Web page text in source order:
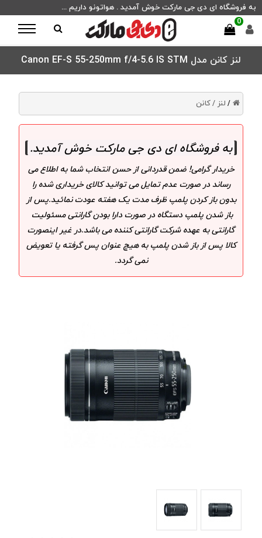
به فروشگاه ای دی جی مارکت خوش آمدید . هواتونو داریم ...
0
لنز کانن مدل Canon EF-S 55-250mm f/4-5.6 IS STM
/ لنز /کانن
به فروشگاه ای دی جی مارکت خوش آمدید.
خریدار گرامی! ضمن قدردانی از حسن انتخاب شما به اطلاع می
رساند در صورت عدم تمایل می توانید کالای خریداری شده را
بدون باز کردن پلمپ ظرف مدت یک هفته عودت نمائید.پس از
باز شدن پلمپ دستگاه در صورت دارا بودن گارانتی مسئولیت
گارانتی به عهده شرکت گارانتی کننده می باشد.در غیر اینصورت
کالا پس از باز شدن پلمپ به هیچ عنوان پس گرفته یا تعویض
نمی گردد.